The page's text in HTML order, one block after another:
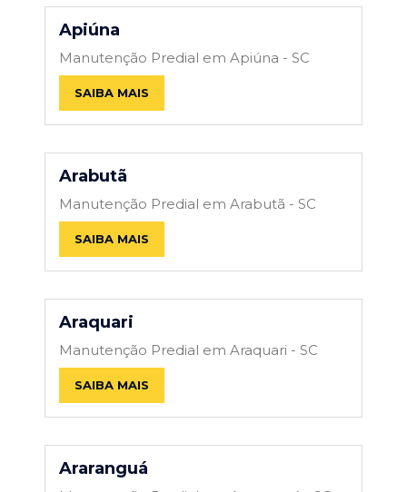
Apiúna
Manutenção Predial em Apiúna - SC
SAIBA MAIS
Arabutã
Manutenção Predial em Arabutã - SC
SAIBA MAIS
Araquari
Manutenção Predial em Araquari - SC
SAIBA MAIS
Araranguá